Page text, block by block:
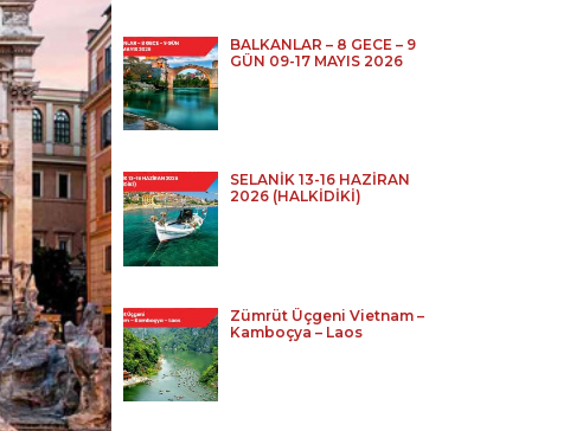
BALKANLAR – 8 GECE – 9
GÜN 09-17 MAYIS 2026
SELANİK 13-16 HAZİRAN
2026 (HALKİDİKİ)
Zümrüt Üçgeni Vietnam –
Kamboçya – Laos